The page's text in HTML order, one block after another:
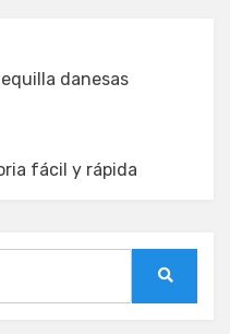
danesas
fácil y rápida